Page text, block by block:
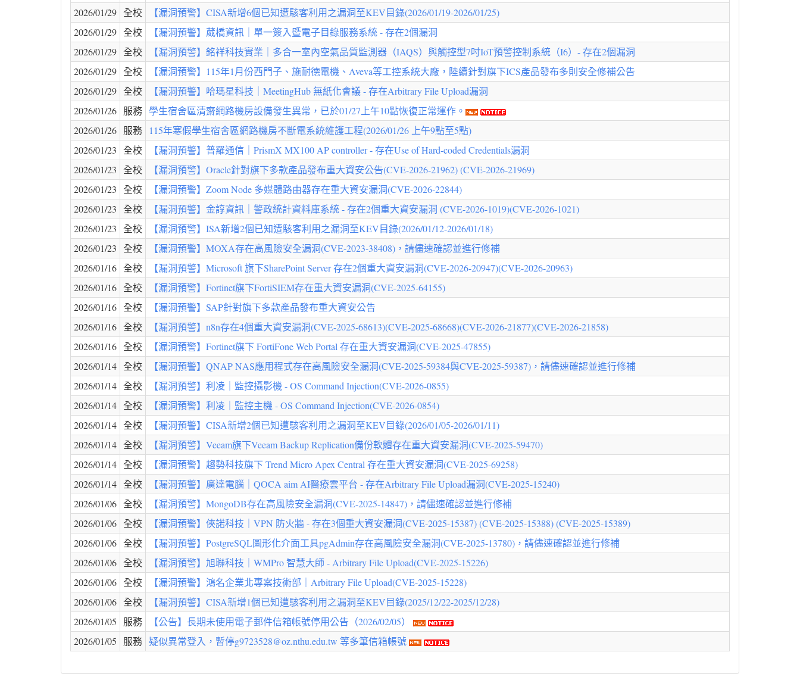
2026/01/29 全校
【漏洞預警】CISA新增6個已知遭駭客利用之漏洞至KEV目錄(2026/01/19-2026/01/25)
2026/01/29 全校
【漏洞預警】葳橋資訊｜單一簽入暨電子目錄服務系統 - 存在2個漏洞
2026/01/29 全校
【漏洞預警】銘祥科技實業｜多合一室內空氣品質監測器（IAQS）與觸控型7吋IoT預警控制系統（I6）- 存在2個漏洞
2026/01/29 全校
【漏洞預警】115年1月份西門子、施耐德電機、Aveva等工控系統大廠，陸續針對旗下ICS產品發布多則安全修補公告
2026/01/29 全校
【漏洞預警】哈瑪星科技｜MeetingHub 無紙化會議 - 存在Arbitrary File Upload漏洞
2026/01/26 服務 學生宿舍區清齋網路機房設備發生異常，已於01/27上午10點恢復正常運作。
2026/01/26 服務
115年寒假學生宿舍區網路機房不斷電系統維護工程(2026/01/26 上午9點至5點)
2026/01/23 全校
【漏洞預警】普羅通信｜PrismX MX100 AP controller - 存在Use of Hard-coded Credentials漏洞
2026/01/23 全校
【漏洞預警】Oracle針對旗下多款產品發布重大資安公告(CVE-2026-21962) (CVE-2026-21969)
2026/01/23 全校
【漏洞預警】Zoom Node 多媒體路由器存在重大資安漏洞(CVE-2026-22844)
2026/01/23 全校
【漏洞預警】金諄資訊｜警政統計資料庫系統 - 存在2個重大資安漏洞 (CVE-2026-1019)(CVE-2026-1021)
2026/01/23 全校
【漏洞預警】ISA新增2個已知遭駭客利用之漏洞至KEV目錄(2026/01/12-2026/01/18)
2026/01/23 全校
【漏洞預警】MOXA存在高風險安全漏洞(CVE-2023-38408)，請儘速確認並進行修補
2026/01/16 全校
【漏洞預警】Microsoft 旗下SharePoint Server 存在2個重大資安漏洞(CVE-2026-20947)(CVE-2026-20963)
2026/01/16 全校
【漏洞預警】Fortinet旗下FortiSIEM存在重大資安漏洞(CVE-2025-64155)
2026/01/16 全校
【漏洞預警】SAP針對旗下多款產品發布重大資安公告
2026/01/16 全校
【漏洞預警】n8n存在4個重大資安漏洞(CVE-2025-68613)(CVE-2025-68668)(CVE-2026-21877)(CVE-2026-21858)
2026/01/16 全校
【漏洞預警】Fortinet旗下 FortiFone Web Portal 存在重大資安漏洞(CVE-2025-47855)
2026/01/14 全校
【漏洞預警】QNAP NAS應用程式存在高風險安全漏洞(CVE-2025-59384與CVE-2025-59387)，請儘速確認並進行修補
2026/01/14 全校
【漏洞預警】利凌｜監控攝影機 - OS Command Injection(CVE-2026-0855)
2026/01/14 全校
【漏洞預警】利凌｜監控主機 - OS Command Injection(CVE-2026-0854)
2026/01/14 全校
【漏洞預警】CISA新增2個已知遭駭客利用之漏洞至KEV目錄(2026/01/05-2026/01/11)
2026/01/14 全校
【漏洞預警】Veeam旗下Veeam Backup Replication備份軟體存在重大資安漏洞(CVE-2025-59470)
2026/01/14 全校
【漏洞預警】趨勢科技旗下 Trend Micro Apex Central 存在重大資安漏洞(CVE-2025-69258)
2026/01/14 全校
【漏洞預警】廣達電腦｜QOCA aim AI醫療雲平台 - 存在Arbitrary File Upload漏洞(CVE-2025-15240)
2026/01/06 全校
【漏洞預警】MongoDB存在高風險安全漏洞(CVE-2025-14847)，請儘速確認並進行修補
2026/01/06 全校
【漏洞預警】俠諾科技｜VPN 防火牆 - 存在3個重大資安漏洞(CVE-2025-15387) (CVE-2025-15388) (CVE-2025-15389)
2026/01/06 全校
【漏洞預警】PostgreSQL圖形化介面工具pgAdmin存在高風險安全漏洞(CVE-2025-13780)，請儘速確認並進行修補
2026/01/06 全校
【漏洞預警】旭聯科技｜WMPro 智慧大師 - Arbitrary File Upload(CVE-2025-15226)
2026/01/06 全校
【漏洞預警】鴻名企業北專案技術部｜Arbitrary File Upload(CVE-2025-15228)
2026/01/06 全校
【漏洞預警】CISA新增1個已知遭駭客利用之漏洞至KEV目錄(2025/12/22-2025/12/28)
2026/01/05
服務
【公告】長期未使用電子郵件信箱帳號停用公告（2026/02/05）
2026/01/05
服務 疑似異常登入，暫停g9723528@oz.nthu.edu.tw 等多筆信箱帳號